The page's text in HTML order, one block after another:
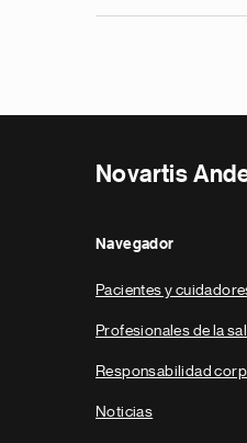
Novartis
Navegador
Pacientes y
Profesionales de la
Responsabilidad
Noticias